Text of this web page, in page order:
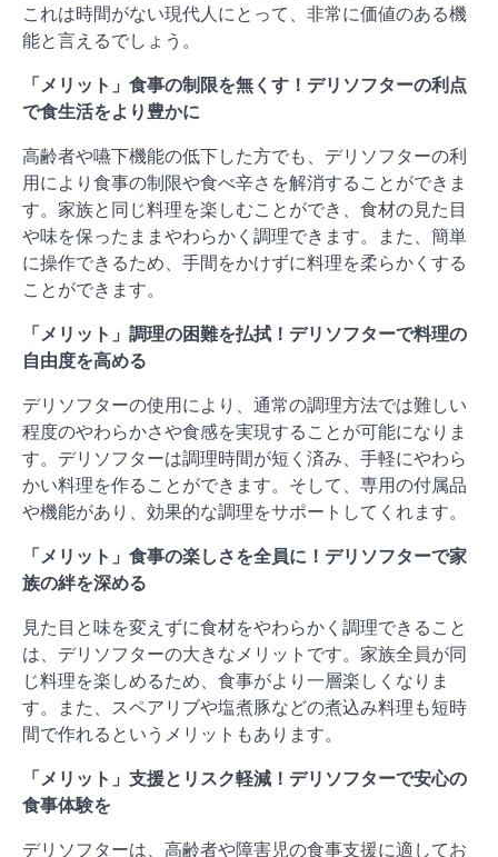
これは時間がない現代人にとって、非常に価値のある機
能と言えるでしょう。
「メリット」食事の制限を無くす！デリソフターの利点
で食生活をより豊かに
高齢者や嚥下機能の低下した方でも、デリソフターの利
用により食事の制限や食べ辛さを解消することができま
す。家族と同じ料理を楽しむことができ、食材の見た目
や味を保ったままやわらかく調理できます。また、簡単
に操作できるため、手間をかけずに料理を柔らかくする
ことができます。
「メリット」調理の困難を払拭！デリソフターで料理の
自由度を高める
デリソフターの使用により、通常の調理方法では難しい
程度のやわらかさや食感を実現することが可能になりま
す。デリソフターは調理時間が短く済み、手軽にやわら
かい料理を作ることができます。そして、専用の付属品
や機能があり、効果的な調理をサポートしてくれます。
「メリット」食事の楽しさを全員に！デリソフターで家
族の絆を深める
見た目と味を変えずに食材をやわらかく調理できること
は、デリソフターの大きなメリットです。家族全員が同
じ料理を楽しめるため、食事がより一層楽しくなりま
す。また、スペアリブや塩煮豚などの煮込み料理も短時
間で作れるというメリットもあります。
「メリット」支援とリスク軽減！デリソフターで安心の
食事体験を
デリソフターは、高齢者や障害児の食事支援に適してお